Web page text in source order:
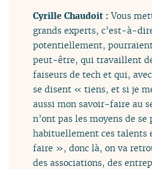
Cyrille Chaudoit :Vous
grands experts, c’est-à-
potentiellement,
peut-être, qui travaillent
faiseurs de tech et qui,
se disent « tiens, et si je
aussi mon savoir-faire au
n’ont pas les moyens de se
habituellement ces talents
faire », donc là, on va
des associations, des